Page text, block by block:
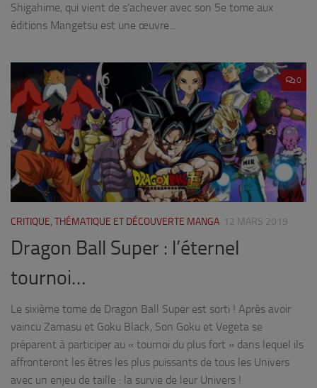
Shigahime, qui vient de s’achever avec son 5e tome aux
éditions Mangetsu est une œuvre...
0
CRITIQUE, THÉMATIQUE ET DÉCOUVERTE MANGA 12 MARS 2019
Dragon Ball Super : l’éternel
tournoi…
Le sixième tome de Dragon Ball Super est sorti ! Après avoir
vaincu Zamasu et Goku Black, Son Goku et Vegeta se
préparent à participer au « tournoi du plus fort » dans lequel ils
affronteront les êtres les plus puissants de tous les Univers
avec un enjeu de taille : la survie de leur Univers !